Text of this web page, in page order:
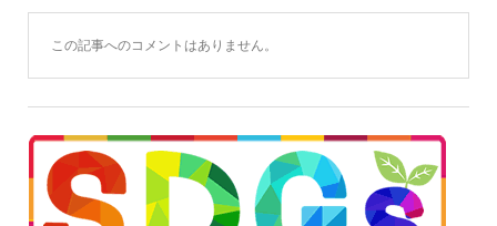
この記事へのコメントはありません。